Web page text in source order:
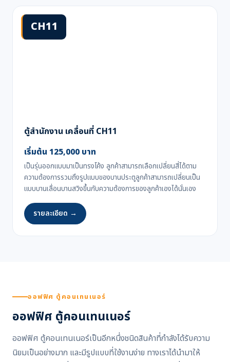
CH11
ตู้สำนักงาน เคลื่อนที่ CH11
เริ่มต้น 125,000 บาท
เป็นรุ่นออกแบบมาเป็นทรงโค้ง ลูกค้าสามารถเลือกเปลี่ยนสี่ได้ตาม
ความต้องการรวมถึงรูปแบบของบานประตูลูกค้าสามารถเปลี่ยนเป็น
แบบบานเลื่อนบานสวิงขึ้นกับความต้องการของลูกค้าเองได้นั่นเอง
รายละเอียด →
ออฟฟิศ ตู้คอนเทนเนอร์
ออฟฟิศ ตู้คอนเทนเนอร์
ออฟฟิศ ตู้คอนเทนเนอร์เป็นอีกหนึ่งชนิดสินค้าที่กำลังได้รับความ
นิยมเป็นอย่างมาก และมีรูปแบบที่ใช้งานง่าย ทางเราได้นำมาให้